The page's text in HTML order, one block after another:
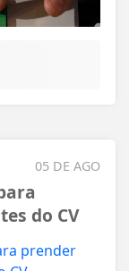
05 DE AGO
do CV